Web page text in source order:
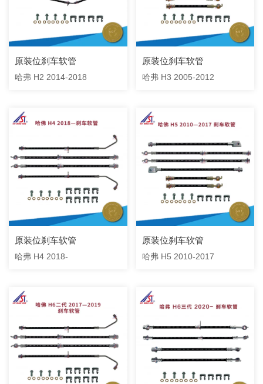
原装位刹车软管
哈弗 H2 2014-2018
原装位刹车软管
哈弗 H3 2005-2012
原装位刹车软管
哈弗 H4 2018-
原装位刹车软管
哈弗 H5 2010-2017